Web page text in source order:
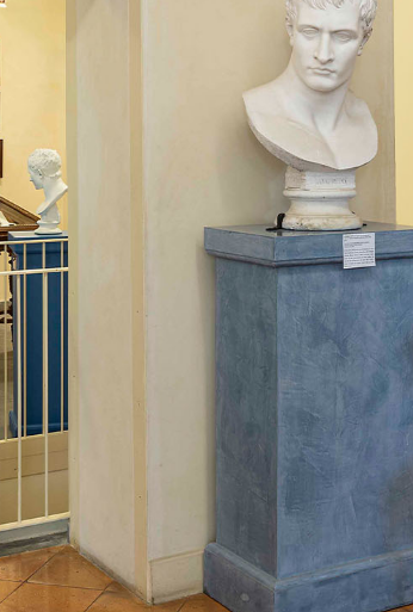
stampa
a mostre esterne